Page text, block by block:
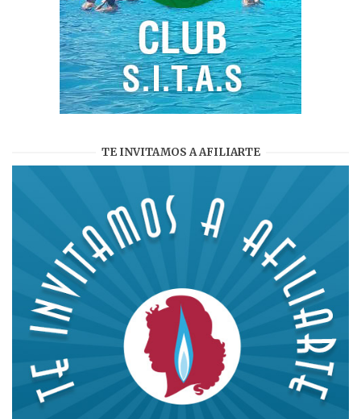
TE INVITAMOS A AFILIARTE